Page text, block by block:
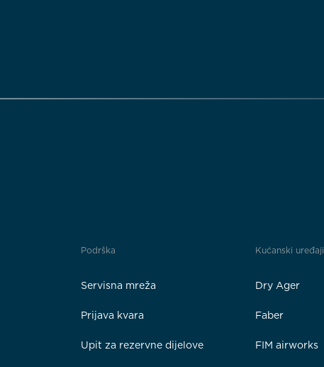
Podrška
Servisna mreža
Prijava kvara
Upit za rezervne dijelove
Kućanski uređaji
Dry Ager
Faber
FIM airworks